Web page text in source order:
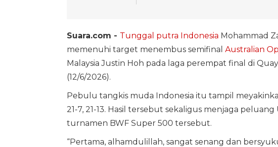
Suara.com - Tunggal putra Indonesia Mohammad
memenuhi target menembus semifinal Australian
Malaysia Justin Hoh pada laga perempat final di
(12/6/2026).
Pebulu tangkis muda Indonesia itu tampil
21-7, 21-13. Hasil tersebut sekaligus menjaga
turnamen BWF Super 500 tersebut.
“Pertama, alhamdulillah, sangat senang dan